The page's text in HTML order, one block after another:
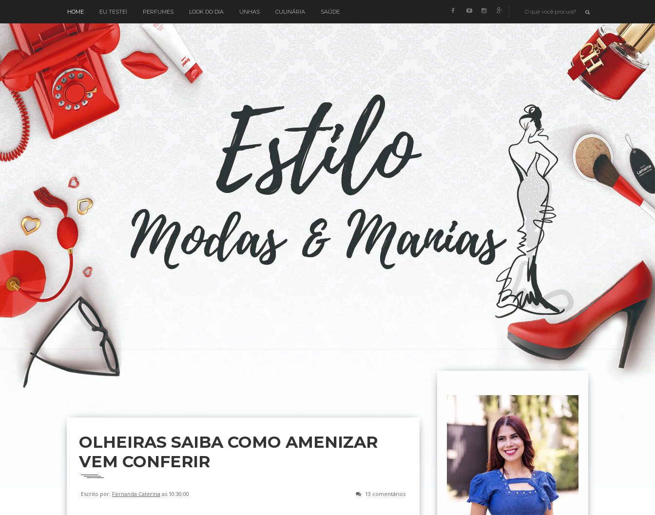
HOME EU TESTEI PERFUMES LOOK DO DIA UNHAS CULINÁRIA SAÚDE
OLHEIRAS SAIBA COMO AMENIZAR
VEM CONFERIR
Escrito por: Fernanda Caterina as 10:30:00 13 comentários